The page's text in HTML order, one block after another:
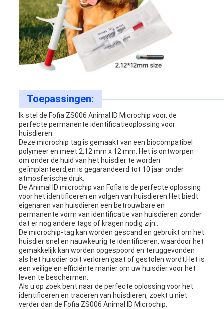
Toepassingen:
Ik stel de Fofia ZS006 Animal ID Microchip voor, de
perfecte permanente identificatieoplossing voor
huisdieren.
Deze microchip tag is gemaakt van een biocompatibel
polymeer en meet 2,12 mm x 12 mm. Het is ontworpen
om onder de huid van het huisdier te worden
geïmplanteerd,en is gegarandeerd tot 10 jaar onder
atmosferische druk.
De Animal ID microchip van Fofia is de perfecte oplossing
voor het identificeren en volgen van huisdieren.Het biedt
eigenaren van huisdieren een betrouwbare en
permanente vorm van identificatie van huisdieren zonder
dat er nog andere tags of kragen nodig zijn..
De microchip-tag kan worden gescand en gebruikt om het
huisdier snel en nauwkeurig te identificeren, waardoor het
gemakkelijk kan worden opgespoord en teruggevonden
als het huisdier ooit verloren gaat of gestolen wordt.Het is
een veilige en efficiënte manier om uw huisdier voor het
leven te beschermen.
Als u op zoek bent naar de perfecte oplossing voor het
identificeren en traceren van huisdieren, zoekt u niet
verder dan de Fofia ZS006 Animal ID Microchip.